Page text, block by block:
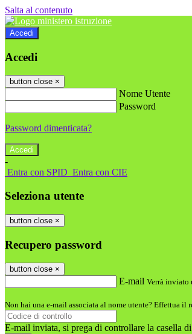
Salta al contenuto
Accedi
Accedi
button close ×
Nome Utente
Password
Password dimenticata?
-
Entra con SPID Entra con CIE
Seleziona utente
button close ×
Recupero password
button close ×
E-mail Verrà inviato
Non hai una e-mail associata al nome utente? Effettua il
E-mail inviata, si prega di controllare la casella